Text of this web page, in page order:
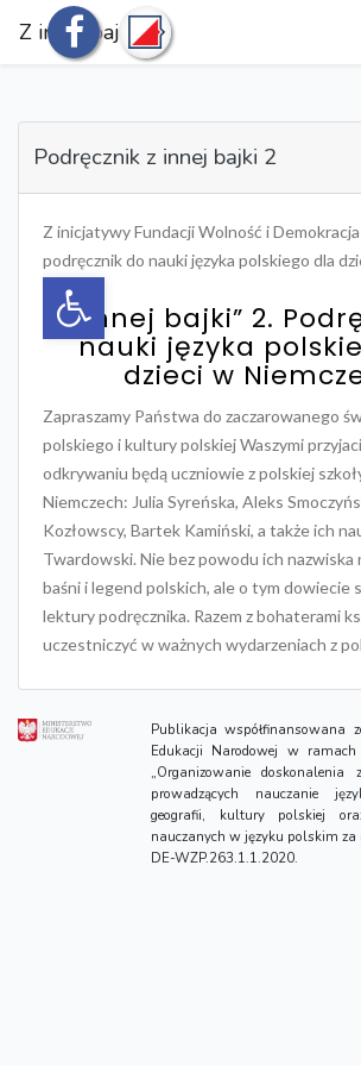
Z innej bajki
Podręcznik z innej bajki 2
Publikacja współfinansowana
Edukacji Narodowej w
„Organizowanie doskonalenia
prowadzących nauczanie
geografii, kultury polskiej
nauczanych w języku polskim
DE-WZP.263.1.1.2020.